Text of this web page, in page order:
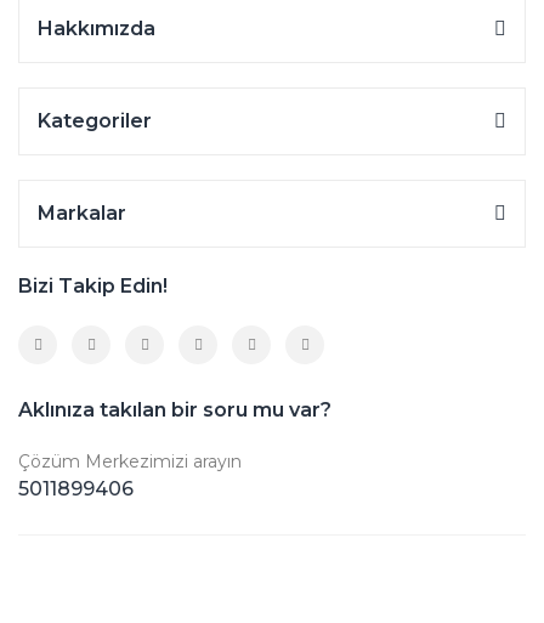
Hakkımızda
Kategoriler
Markalar
Bizi Takip Edin!
Aklınıza takılan bir soru mu var?
Çözüm Merkezimizi arayın
5011899406